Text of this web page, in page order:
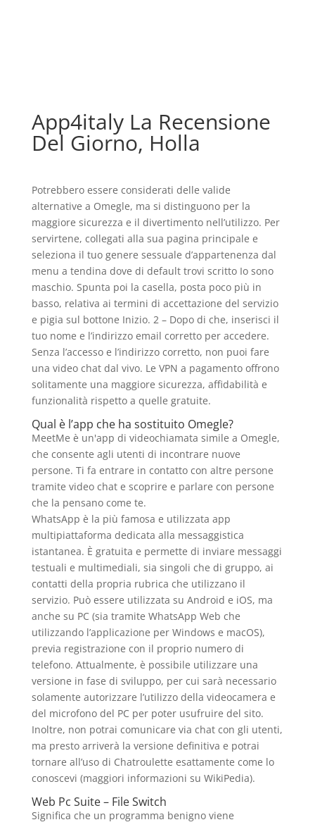
App4italy La Recensione
Del Giorno, Holla
Potrebbero essere considerati delle valide
alternative a Omegle, ma si distinguono per la
maggiore sicurezza e il divertimento nell’utilizzo. Per
servirtene, collegati alla sua pagina principale e
seleziona il tuo genere sessuale d’appartenenza dal
menu a tendina dove di default trovi scritto Io sono
maschio. Spunta poi la casella, posta poco più in
basso, relativa ai termini di accettazione del servizio
e pigia sul bottone Inizio. 2 – Dopo di che, inserisci il
tuo nome e l’indirizzo email corretto per accedere.
Senza l’accesso e l’indirizzo corretto, non puoi fare
una video chat dal vivo. Le VPN a pagamento offrono
solitamente una maggiore sicurezza, affidabilità e
funzionalità rispetto a quelle gratuite.
Qual è l’app che ha sostituito Omegle?
MeetMe è un'app di videochiamata simile a Omegle,
che consente agli utenti di incontrare nuove
persone. Ti fa entrare in contatto con altre persone
tramite video chat e scoprire e parlare con persone
che la pensano come te.
WhatsApp è la più famosa e utilizzata app
multipiattaforma dedicata alla messaggistica
istantanea. È gratuita e permette di inviare messaggi
testuali e multimediali, sia singoli che di gruppo, ai
contatti della propria rubrica che utilizzano il
servizio. Può essere utilizzata su Android e iOS, ma
anche su PC (sia tramite WhatsApp Web che
utilizzando l’applicazione per Windows e macOS),
previa registrazione con il proprio numero di
telefono. Attualmente, è possibile utilizzare una
versione in fase di sviluppo, per cui sarà necessario
solamente autorizzare l’utilizzo della videocamera e
del microfono del PC per poter usufruire del sito.
Inoltre, non potrai comunicare via chat con gli utenti,
ma presto arriverà la versione definitiva e potrai
tornare all’uso di Chatroulette esattamente come lo
conoscevi (maggiori informazioni su WikiPedia).
Web Pc Suite – File Switch
Significa che un programma benigno viene